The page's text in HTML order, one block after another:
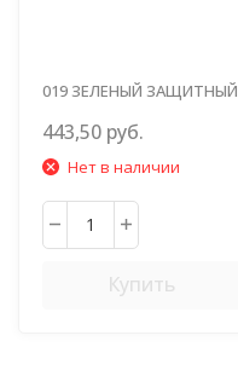
019 ЗЕЛЕНЫЙ ЗАЩИТНЫЙ
443,50 руб.
Нет в наличии
Купить